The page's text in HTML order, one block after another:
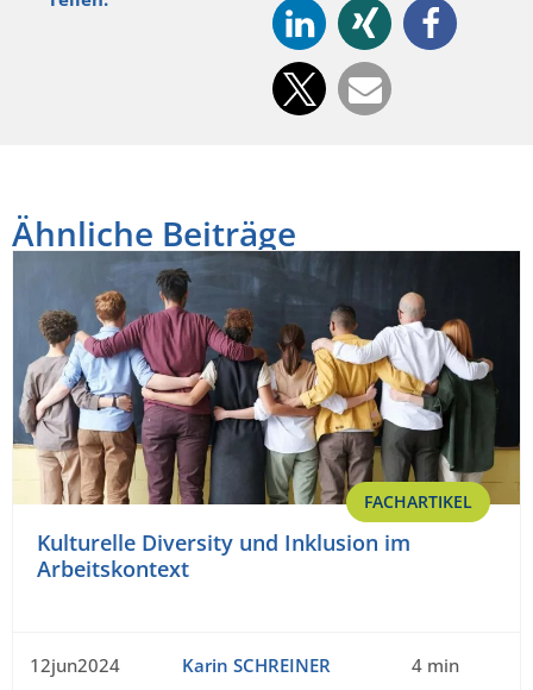
Ähnliche Beiträge
FACHARTIKEL
Kulturelle Diversity und Inklusion im
Arbeitskontext
12jun2024 Karin SCHREINER 4 min